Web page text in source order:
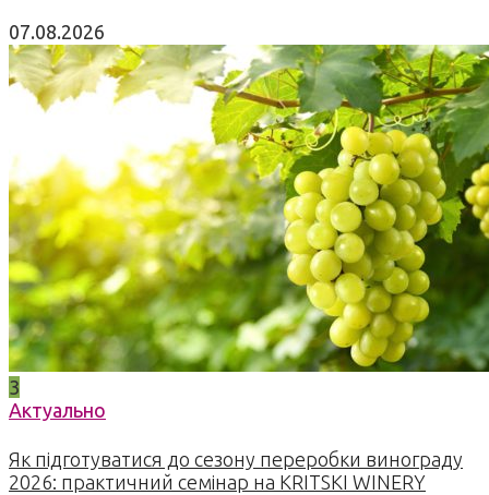
07.08.2026
3
Актуально
Як підготуватися до сезону переробки винограду
2026: практичний семінар на KRITSKI WINERY